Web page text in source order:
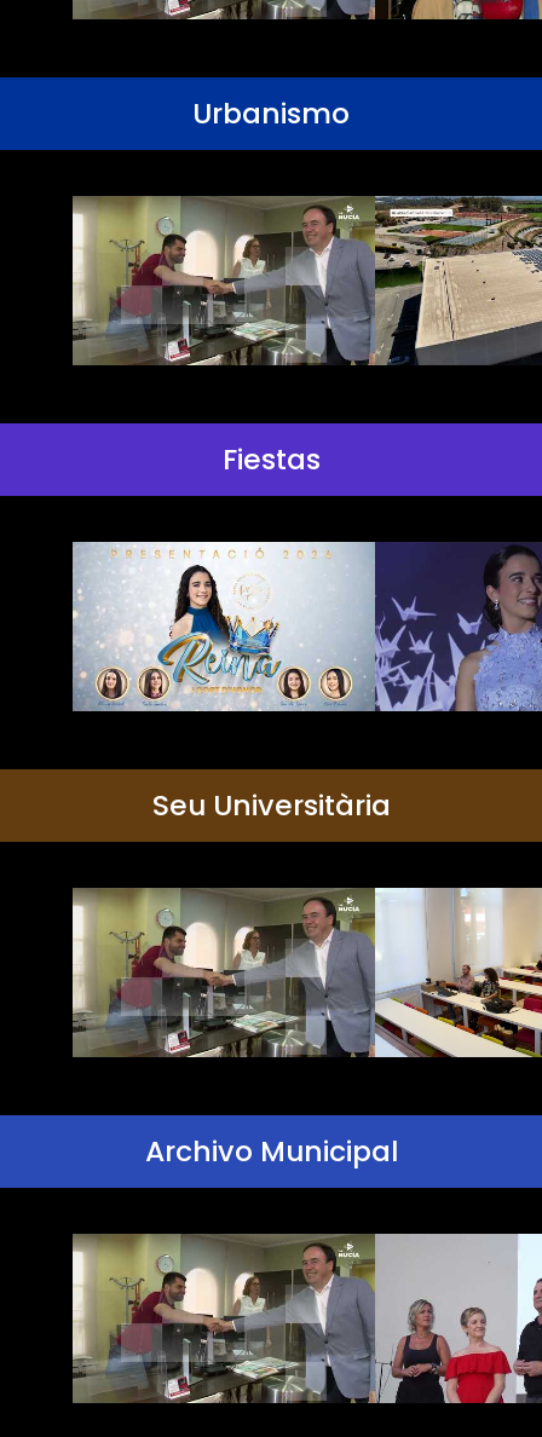
Urbanismo
Fiestas
Seu Universitària
Archivo Municipal